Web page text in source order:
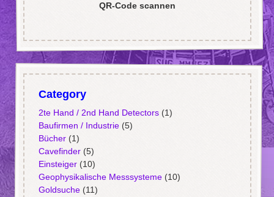
QR-Code scannen
Category
2te Hand / 2nd Hand Detectors(1)
Baufirmen / Industrie(5)
Bücher(1)
Cavefinder(5)
Einsteiger(10)
Geophysikalische Messsysteme(10)
Goldsuche(11)